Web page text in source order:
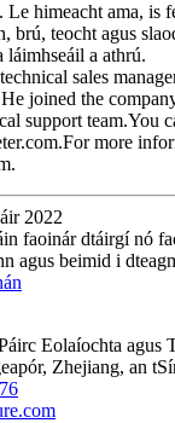
himeacht ama, is
brú, teocht agus
láimhseáil a athrú.
sales
joined the
support team.You
more
2022
faoinár dtáirgí nó
agus beimid i
Eolaíochta agus
Zhejiang, an